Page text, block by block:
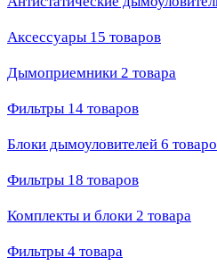
Аксессуары 15 товаров
Дымоприемники 2 товара
Фильтры 14 товаров
Блоки дымоуловителей 6
Фильтры 18 товаров
Комплекты и блоки 2 товара
Фильтры 4 товара